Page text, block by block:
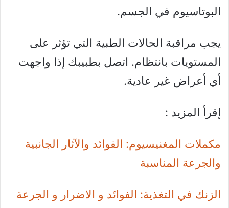
البوتاسيوم في الجسم.
يجب مراقبة الحالات الطبية التي تؤثر على
المستويات بانتظام. اتصل بطبيبك إذا واجهت
أي أعراض غير عادية.
إقرأ المزيد :
مكملات المغنيسيوم: الفوائد والآثار الجانبية
والجرعة المناسبة
الزنك في التغذية: الفوائد و الاضرار و الجرعة